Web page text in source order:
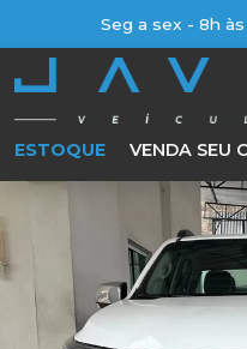
Seg a sex - 8h às
ESTOQUE VENDA SEU